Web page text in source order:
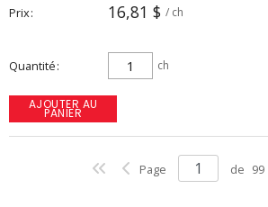
Prix 16,81 $ / ch
Quantité ch
AJOUTER AU
PANIER
Page de 99